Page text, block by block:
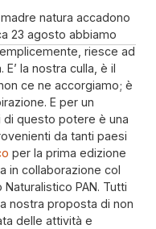
natura accadono
23 agosto abbiamo
riesce ad
la nostra culla, è il
ce ne accorgiamo; è
E per un
questo potere è una
da tanti paesi
per la prima edizione
in collaborazione col
PAN. Tutti
nostra proposta di non
delle attività e